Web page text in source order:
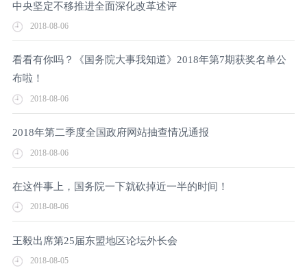
中央坚定不移推进全面深化改革述评
2018-08-06
看看有你吗？《国务院大事我知道》2018年第7期获奖名单公
布啦！
2018-08-06
2018年第二季度全国政府网站抽查情况通报
2018-08-06
在这件事上，国务院一下就砍掉近一半的时间！
2018-08-06
王毅出席第25届东盟地区论坛外长会
2018-08-05